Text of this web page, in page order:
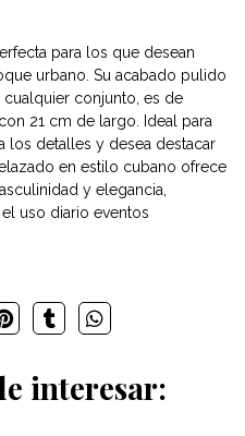
para los que desean
urbano. Su acabado pulido
conjunto, es de
21 cm de largo. Ideal para
detalles y desea destacar
en estilo cubano ofrece
y elegancia,
uso diario eventos
interesar: